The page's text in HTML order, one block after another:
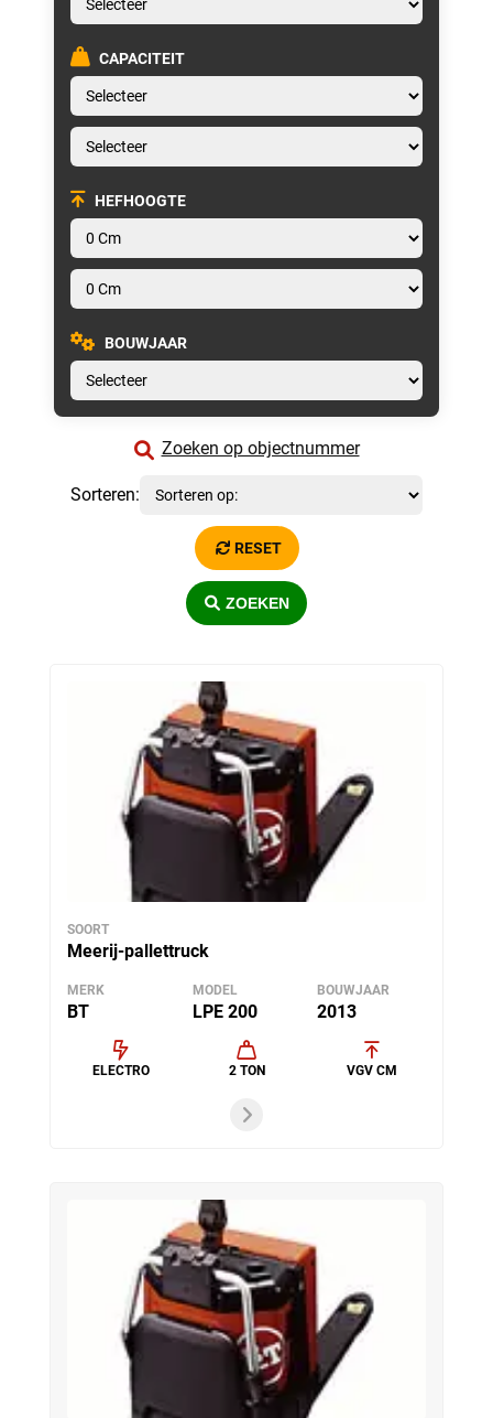
CAPACITEIT
HEFHOOGTE
BOUWJAAR
Zoeken op objectnummer
Sorteren:
RESET
ZOEKEN
SOORT
Meerij-pallettruck
MERK
BT
MODEL
LPE 200
BOUWJAAR
2013
ELECTRO 2 TON VGV CM